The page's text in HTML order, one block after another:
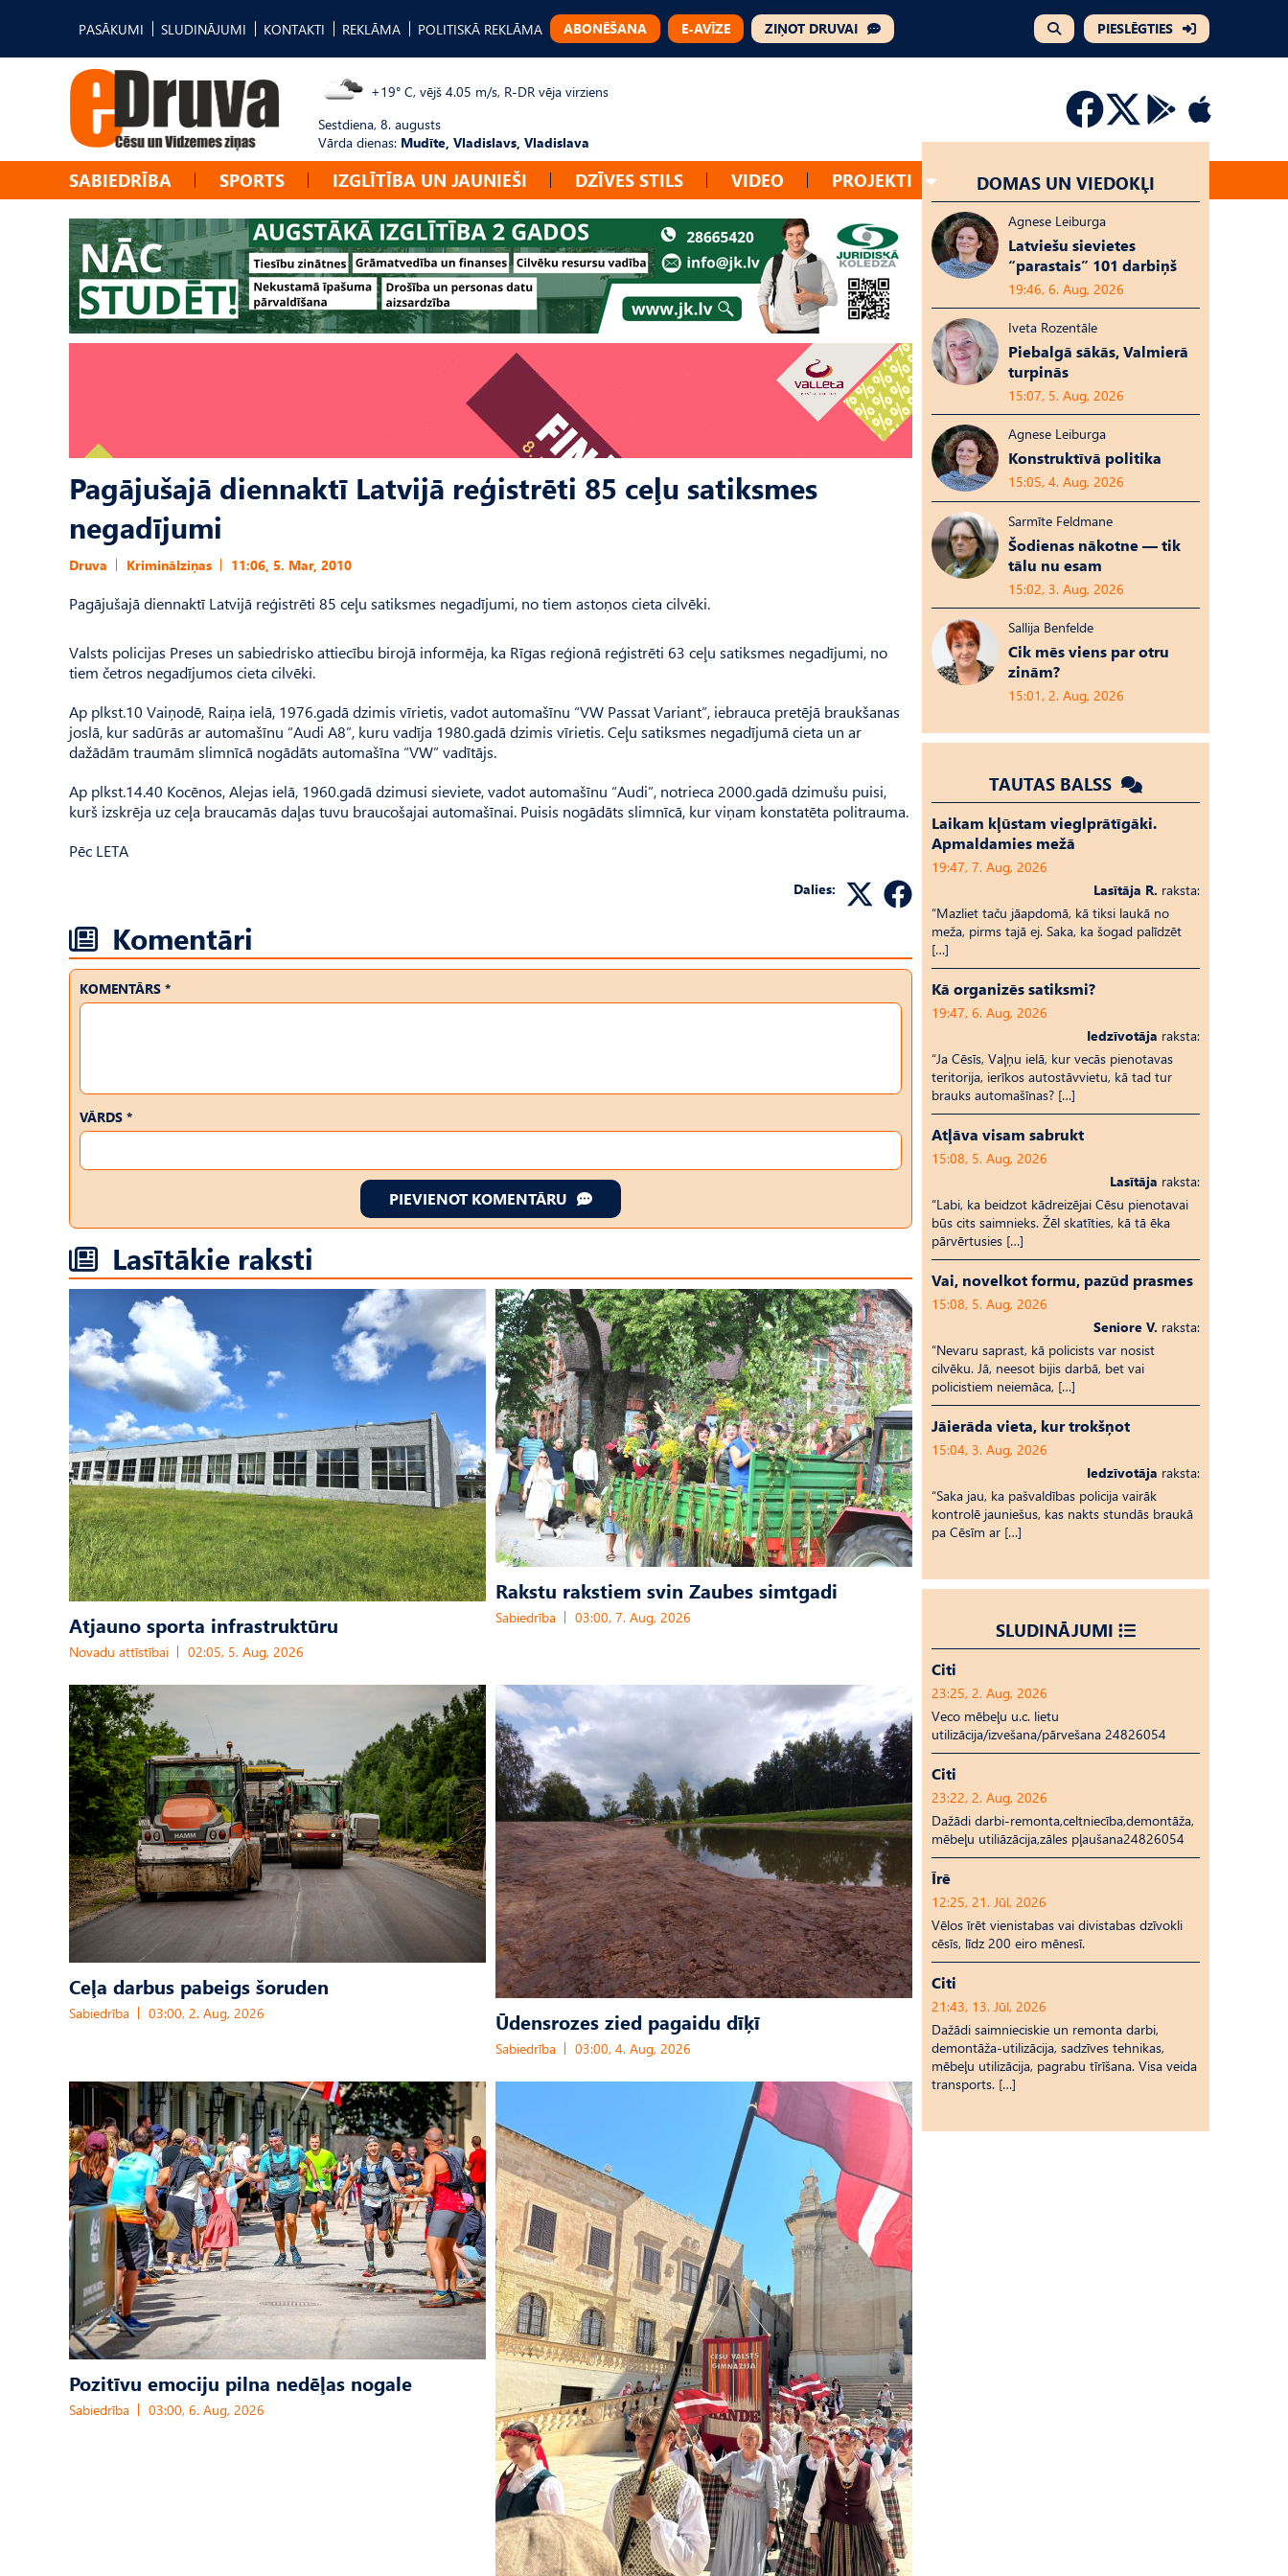
PASĀKUMI SLUDINĀJUMI KONTAKTI REKLĀMA POLITISKĀ REKLĀMA ABONĒŠANA E-AVĪZE ZIŅOT DRUVAI PIESLĒGTIES
+19° C, vējš 4.05 m/s, R-DR vēja virziens
Sestdiena, 8. augusts
Vārda dienas: Mudīte, Vladislavs, Vladislava
SABIEDRĪBA SPORTS IZGLĪTĪBA UN JAUNIEŠI DZĪVES STILS VIDEO PROJEKTI
Pagājušajā diennaktī Latvijā reģistrēti 85 ceļu satiksmes
negadījumi
Druva Kriminālziņas 11:06, 5. Mar, 2010
Pagājušajā diennaktī Latvijā reģistrēti 85 ceļu satiksmes negadījumi, no tiem astoņos cieta cilvēki.
Valsts policijas Preses un sabiedrisko attiecību birojā informēja, ka Rīgas reģionā reģistrēti 63 ceļu satiksmes negadījumi, no
tiem četros negadījumos cieta cilvēki.
Ap plkst.10 Vaiņodē, Raiņa ielā, 1976.gadā dzimis vīrietis, vadot automašīnu “VW Passat Variant”, iebrauca pretējā braukšanas
joslā, kur sadūrās ar automašīnu “Audi A8”, kuru vadīja 1980.gadā dzimis vīrietis. Ceļu satiksmes negadījumā cieta un ar
dažādām traumām slimnīcā nogādāts automašīna “VW” vadītājs.
Ap plkst.14.40 Kocēnos, Alejas ielā, 1960.gadā dzimusi sieviete, vadot automašīnu “Audi”, notrieca 2000.gadā dzimušu puisi,
kurš izskrēja uz ceļa braucamās daļas tuvu braucošajai automašīnai. Puisis nogādāts slimnīcā, kur viņam konstatēta politrauma.
Pēc LETA
Dalies:
Komentāri
KOMENTĀRS *
VĀRDS *
PIEVIENOT KOMENTĀRU
Lasītākie raksti
Atjauno sporta infrastruktūru
Novadu attīstībai 02:05, 5. Aug, 2026
Rakstu rakstiem svin Zaubes simtgadi
Sabiedrība 03:00, 7. Aug, 2026
Ceļa darbus pabeigs šoruden
Sabiedrība 03:00, 2. Aug, 2026 Ūdensrozes zied pagaidu dīķī
Sabiedrība 03:00, 4. Aug, 2026
Pozitīvu emociju pilna nedēļas nogale
Sabiedrība 03:00, 6. Aug, 2026
DOMAS UN VIEDOKĻI
Agnese Leiburga
Latviešu sievietes
“parastais” 101 darbiņš
19:46, 6. Aug, 2026
Iveta Rozentāle
Piebalgā sākās, Valmierā
turpinās
15:07, 5. Aug, 2026
Agnese Leiburga
Konstruktīvā politika
15:05, 4. Aug, 2026
Sarmīte Feldmane
Šodienas nākotne — tik
tālu nu esam
15:02, 3. Aug, 2026
Sallija Benfelde
Cik mēs viens par otru
zinām?
15:01, 2. Aug, 2026
TAUTAS BALSS
Laikam kļūstam vieglprātīgāki.
Apmaldamies mežā
19:47, 7. Aug, 2026
Lasītāja R. raksta:
“Mazliet taču jāapdomā, kā tiksi laukā no
meža, pirms tajā ej. Saka, ka šogad palīdzēt
[…]
Kā organizēs satiksmi?
19:47, 6. Aug, 2026
Iedzīvotāja raksta:
“Ja Cēsīs, Vaļņu ielā, kur vecās pienotavas
teritorija, ierīkos autostāvvietu, kā tad tur
brauks automašīnas? […]
Atļāva visam sabrukt
15:08, 5. Aug, 2026
Lasītāja raksta:
“Labi, ka beidzot kādreizējai Cēsu pienotavai
būs cits saimnieks. Žēl skatīties, kā tā ēka
pārvērtusies […]
Vai, novelkot formu, pazūd prasmes
15:08, 5. Aug, 2026
Seniore V. raksta:
“Nevaru saprast, kā policists var nosist
cilvēku. Jā, neesot bijis darbā, bet vai
policistiem neiemāca, […]
Jāierāda vieta, kur trokšņot
15:04, 3. Aug, 2026
Iedzīvotāja raksta:
“Saka jau, ka pašvaldības policija vairāk
kontrolē jauniešus, kas nakts stundās braukā
pa Cēsīm ar […]
SLUDINĀJUMI
Citi
23:25, 2. Aug, 2026
Veco mēbeļu u.c. lietu
utilizācija/izvešana/pārvešana 24826054
Citi
23:22, 2. Aug, 2026
Dažādi darbi-remonta,celtniecība,demontāža,
mēbeļu utiliāzācija,zāles pļaušana24826054
Īrē
12:25, 21. Jūl, 2026
Vēlos īrēt vienistabas vai divistabas dzīvokli
cēsīs, līdz 200 eiro mēnesī.
Citi
21:43, 13. Jūl, 2026
Dažādi saimnieciskie un remonta darbi,
demontāža-utilizācija, sadzīves tehnikas,
mēbeļu utilizācija, pagrabu tīrīšana. Visa veida
transports. […]